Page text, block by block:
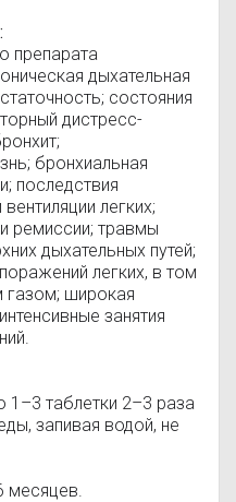
препарата
дыхательная
состояния
дистресс-
бронхиальная
последствия
легких;
ремиссии; травмы
дыхательных путей;
легких, в том
газом; широкая
занятия
1–3 таблетки 2–3 раза
запивая водой, не
месяцев.